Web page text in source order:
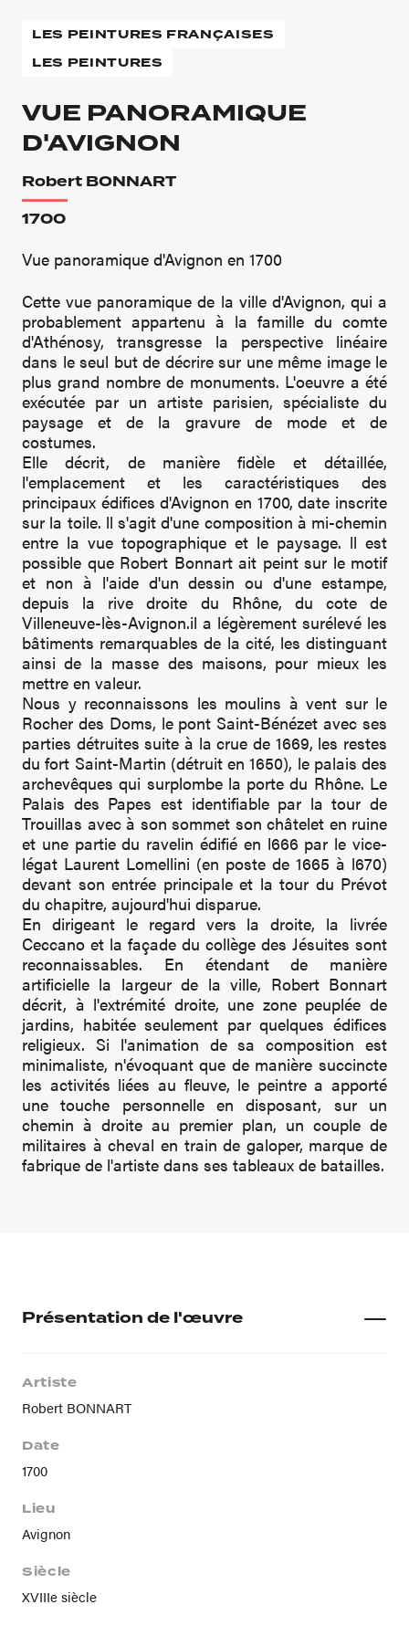
LES PEINTURES FRANÇAISES
LES PEINTURES
VUE PANORAMIQUE
D'AVIGNON
Robert BONNART
1700
Vue panoramique d'Avignon en 1700
Cette vue panoramique de la ville d'Avignon, qui a
probablement appartenu à la famille du comte
d'Athénosy, transgresse la perspective linéaire
dans le seul but de décrire sur une même image le
plus grand nombre de monuments. L'oeuvre a été
exécutée par un artiste parisien, spécialiste du
paysage et de la gravure de mode et de
costumes.
Elle décrit, de manière fidèle et détaillée,
l'emplacement et les caractéristiques des
principaux édifices d'Avignon en 1700, date inscrite
sur la toile. ll s'agit d'une composition à mi-chemin
entre la vue topographique et le paysage. ll est
possible que Robert Bonnart ait peint sur le motif
et non à l'aide d'un dessin ou d'une estampe,
depuis la rive droite du Rhône, du cote de
Villeneuve-lès-Avignon.il a légèrement surélevé les
bâtiments remarquables de la cité, les distinguant
ainsi de la masse des maisons, pour mieux les
mettre en valeur.
Nous y reconnaissons les moulins à vent sur le
Rocher des Doms, le pont Saint-Bénézet avec ses
parties détruites suite à la crue de 1669, les restes
du fort Saint-Martin (détruit en 1650), le palais des
archevêques qui surplombe la porte du Rhône. Le
Palais des Papes est identifiable par la tour de
Trouillas avec à son sommet son châtelet en ruine
et une partie du ravelin édifié en l666 par le vice-
légat Laurent Lomellini (en poste de 1665 à l670)
devant son entrée principale et la tour du Prévot
du chapitre, aujourd'hui disparue.
En dirigeant le regard vers la droite, la livrée
Ceccano et la façade du collège des Jésuites sont
reconnaissables. En étendant de manière
artificielle la largeur de la ville, Robert Bonnart
décrit, à l'extrémité droite, une zone peuplée de
jardins, habitée seulement par quelques édifices
religieux. Si l'animation de sa composition est
minimaliste, n'évoquant que de manière succincte
les activités liées au fleuve, le peintre a apporté
une touche personnelle en disposant, sur un
chemin à droite au premier plan, un couple de
militaires à cheval en train de galoper, marque de
fabrique de l'artiste dans ses tableaux de batailles.
Présentation de l'œuvre
Artiste
Robert BONNART
Date
1700
Lieu
Avignon
Siècle
XVIIIe siècle